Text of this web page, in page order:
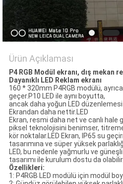
Ürün Açıklaması
P4 RGB Modül ekranı, dış mekan
Dayanıklı LED Reklam ekranı
160 * 320mm P4RGB modülü,
geçer.P10 LED ile aynı boyutta,
ancak daha yoğun LED düzenlemesi
Ekrandan daha nettir.LED
Ekran, resmi daha net ve canlı hale
piksel teknolojisini benimser,
kör noktalar.LED Ekran, IP65 su
tasarımına ve süper yüksek
LED, bu nedenle yağmurlu ve
tasarımı ile kurulum dostu da olabilir.
Özellikleri:
1: P4RGB LED modülü için modül